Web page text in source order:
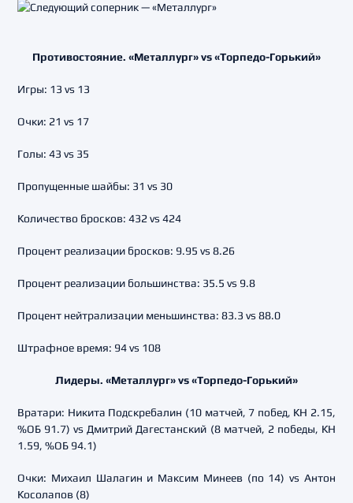
Противостояние. «Металлург» vs «Торпедо-Горький»
Игры: 13 vs 13
Очки: 21 vs 17
Голы: 43 vs 35
Пропущенные шайбы: 31 vs 30
Количество бросков: 432 vs 424
Процент реализации бросков: 9.95 vs 8.26
Процент реализации большинства: 35.5 vs 9.8
Процент нейтрализации меньшинства: 83.3 vs 88.0
Штрафное время: 94 vs 108
Лидеры. «Металлург» vs «Торпедо-Горький»
Вратари: Никита Подскребалин (10 матчей, 7 побед, КН 2.15,
%ОБ 91.7) vs Дмитрий Дагестанский (8 матчей, 2 победы, КН
1.59, %ОБ 94.1)
Очки: Михаил Шалагин и Максим Минеев (по 14) vs Антон
Косолапов (8)